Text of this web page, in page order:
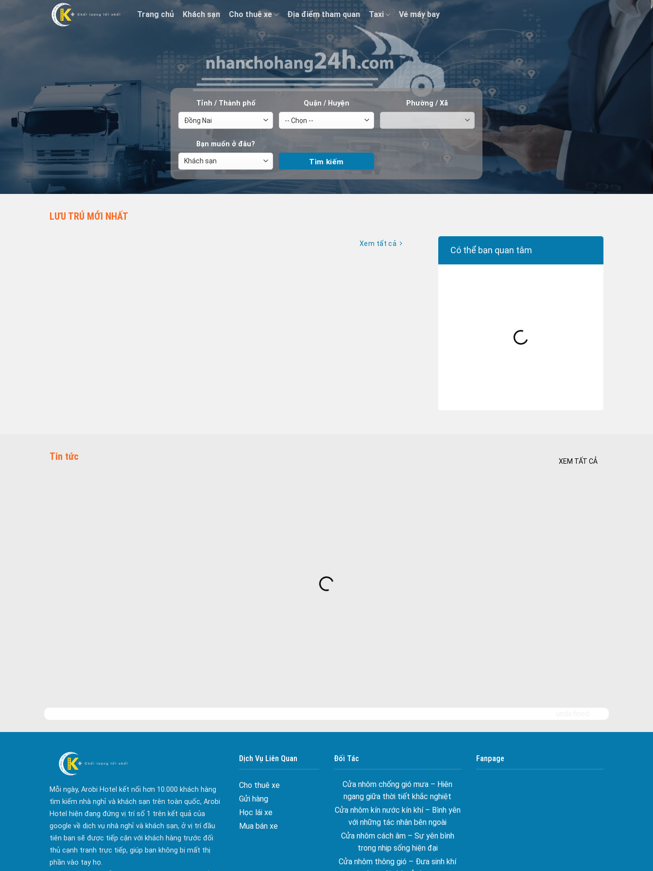
Trang chủ Khách sạn Cho thuê xe Địa điểm tham quan Taxi Vé máy bay
Tỉnh / Thành phố Quận / Huyện Phường / Xã
Bạn muốn ở đâu?
LƯU TRÚ MỚI NHẤT
Xem tất cả
Có thể bạn quan tâm
Tin tức XEM TẤT CẢ
Mỗi ngày, Arobi Hotel kết nối hơn 10.000 khách hàng
tìm kiếm nhà nghỉ và khách sạn trên toàn quốc, Arobi
Hotel hiện đang đứng vị trí số 1 trên kết quả của
google về dịch vụ nhà nghỉ và khách sạn, ở vị trí đầu
tiên bạn sẽ được tiếp cận với khách hàng trước đối
thủ cạnh tranh trực tiếp, giúp bạn không bị mất thị
phần vào tay họ.
Dịch Vụ Liên Quan
Cho thuê xe
Gửi hàng
Học lái xe
Mua bán xe
Đối Tác
ngang giữa thời tiết khắc nghiệt
Cửa nhôm kín nước kín khí – Bình yên
Cửa nhôm cách âm – Sự yên bình
Cửa nhôm thông gió – Đưa sinh khí
Fanpage